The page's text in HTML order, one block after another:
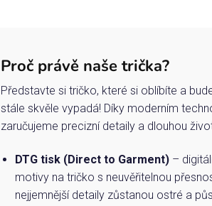
Proč právě naše trička?
Představte si tričko, které si oblíbíte a
stále skvěle vypadá! Díky moderním
zaručujeme precizní detaily a dlouhou
DTG tisk (Direct to Garment)–
motivy na tričko s neuvěřitelnou
nejjemnější detaily zůstanou ostré a